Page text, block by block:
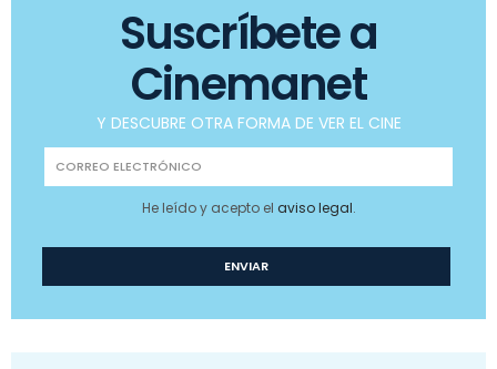
Suscríbete a
Cinemanet
Y DESCUBRE OTRA FORMA DE VER EL CINE
He leído y acepto el aviso legal.